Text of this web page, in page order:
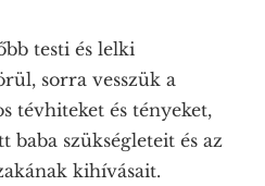
testi és lelki
sorra vesszük a
tévhiteket és tényeket,
szükségleteit és az
kihívásait.